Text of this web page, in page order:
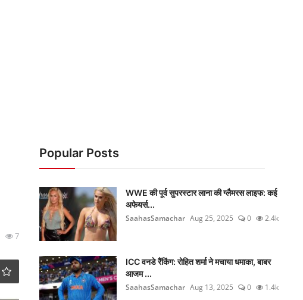
7
Popular Posts
WWE की पूर्व सुपरस्टार लाना की ग्लैमरस लाइफ: कई
अफेयर्स...
SaahasSamachar Aug 25, 2025 0 2.4k
ICC वनडे रैंकिंग: रोहित शर्मा ने मचाया धमाका, बाबर
आजम ...
SaahasSamachar Aug 13, 2025 0 1.4k